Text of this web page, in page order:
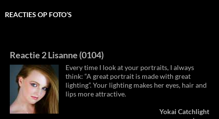
REACTIES OP FOTO’S
Reactie 2 Lisanne (0104)
Every time I look at your portraits, I always
think: “A great portrait is made with great
lighting”. Your lighting makes her eyes, hair and
lips more attractive.
Yokai Catchlight